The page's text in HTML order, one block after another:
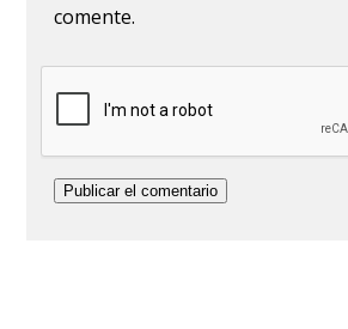
comente.